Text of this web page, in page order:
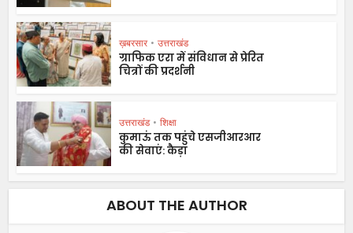
ख़बरसार • उत्तराखंड
ग्राफिक एरा में संविधान से प्रेरित
चित्रों की प्रदर्शनी
उत्तराखंड • शिक्षा
कुमाऊं तक पहुंचे एसजीआरआर
की सेवाएं: कैड़ा
ABOUT THE AUTHOR